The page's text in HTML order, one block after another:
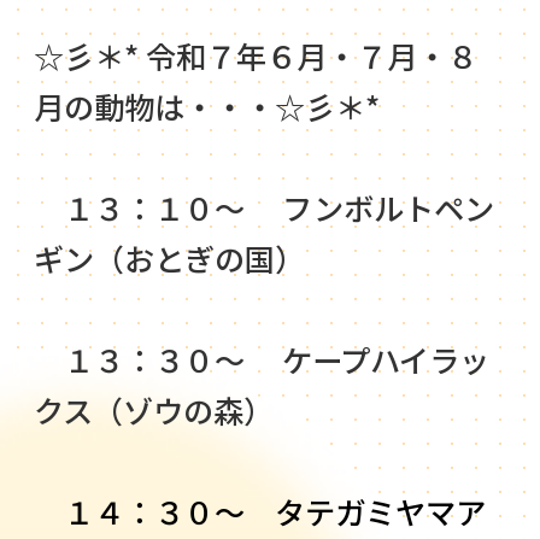
☆彡＊* 令和７年６月・７月・８
月の動物は・・・☆彡＊*
１３：１０～ フンボルトペン
ギン（おとぎの国）
１３：３０～ ケープハイラッ
クス（ゾウの森）
１４：３０～ タテガミヤマア